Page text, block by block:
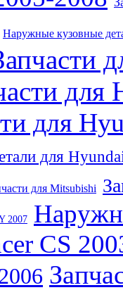
Наружные кузовные
для
для
для
для Mitsubishi
2007
CS